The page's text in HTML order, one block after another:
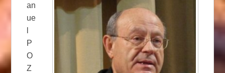
an
ue
P
O
Z